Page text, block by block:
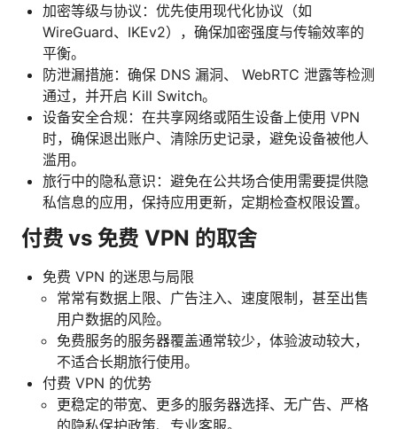
加密等级与协议：优先使用现代化协议（如
WireGuard、IKEv2），确保加密强度与传输效率的
平衡。
防泄漏措施：确保 DNS 漏洞、 WebRTC 泄露等检测
通过，并开启 Kill Switch。
设备安全合规：在共享网络或陌生设备上使用 VPN
时，确保退出账户、清除历史记录，避免设备被他人
滥用。
旅行中的隐私意识：避免在公共场合使用需要提供隐
私信息的应用，保持应用更新，定期检查权限设置。
付费 vs 免费 VPN 的取舍
免费 VPN 的迷思与局限
常常有数据上限、广告注入、速度限制，甚至出售
用户数据的风险。
免费服务的服务器覆盖通常较少，体验波动较大，
不适合长期旅行使用。
付费 VPN 的优势
更稳定的带宽、更多的服务器选择、无广告、严格